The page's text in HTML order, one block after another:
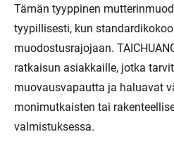
Tämän tyyppinen
tyypillisesti, kun
muodostusrajojaan.
ratkaisun asiakkaille, jotka
muovausvapautta ja haluavat
monimutkaisten tai
valmistuksessa.